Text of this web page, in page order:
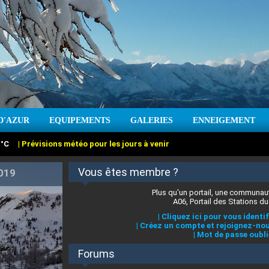
EQUIPEMENTS GALERIES ENNEIGEMENT
°C |Prévisions météo pour les jours à venir
cm Vent : |Prévisions météo pour les jours à venir
des Alpes-Maritimes
Vous êtes membre ?
Plus qu'un portail, une
A06, Portail des Stations
| Cliquez ici pour vous
| Créez un compte et rejoignez-
| Mot de passe
Forums